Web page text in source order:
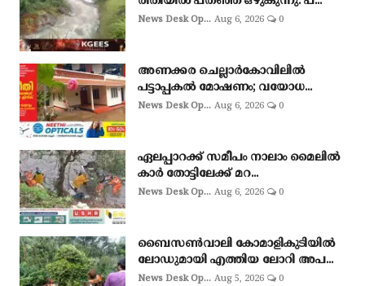
News Desk Op... Aug 6, 2026 0
അണക്കര ചെല്ലാര്‍കോവിലില്‍
പട്ടാപ്പകല്‍ മോഷണം; വയോധ...
News Desk Op... Aug 6, 2026 0
ഏലപ്പാറക്ക് സമീപം നാലാം മൈലിൽ
കാർ തോട്ടിലേക്ക് മറ...
News Desk Op... Aug 6, 2026 0
ബൈസണ്‍വാലി കോമാളികുടിയില്‍
ലോഡുമായി എത്തിയ ലോറി അപ...
News Desk Op... Aug 5, 2026 0